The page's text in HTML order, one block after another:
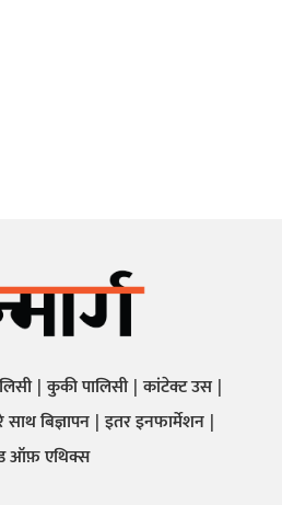
कुकी पालिसी कांटेक्ट उस
साथ बिज्ञापन इतर इनफार्मेशन
ऑफ़ एथिक्स